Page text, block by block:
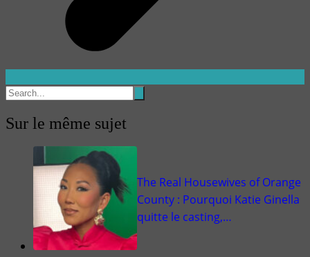
Sur le même sujet
The Real Housewives of Orange
County : Pourquoi Katie Ginella
quitte le casting,…